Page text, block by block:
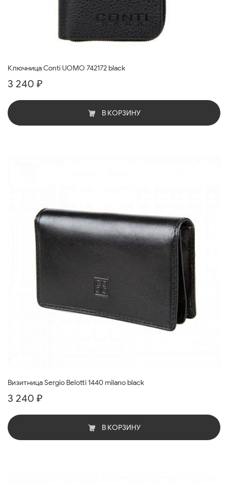
Ключница Conti UOMO 742172 black
3 240 ₽
В КОРЗИНУ
Визитница Sergio Belotti 1440 milano black
3 240 ₽
В КОРЗИНУ